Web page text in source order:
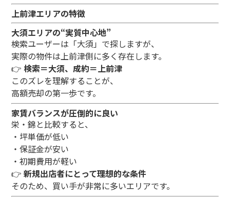
上前津エリアの特徴
大須エリアの“実質中心地”
検索ユーザーは「大須」で探しますが、
実際の物件は上前津側に多く存在します。
👉検索＝大須、成約＝上前津
このズレを理解することが、
高額売却の第一歩です。
家賃バランスが圧倒的に良い
栄・錦と比較すると、
・坪単価が低い
・保証金が安い
・初期費用が軽い
👉新規出店者にとって理想的な条件
そのため、買い手が非常に多いエリアです。